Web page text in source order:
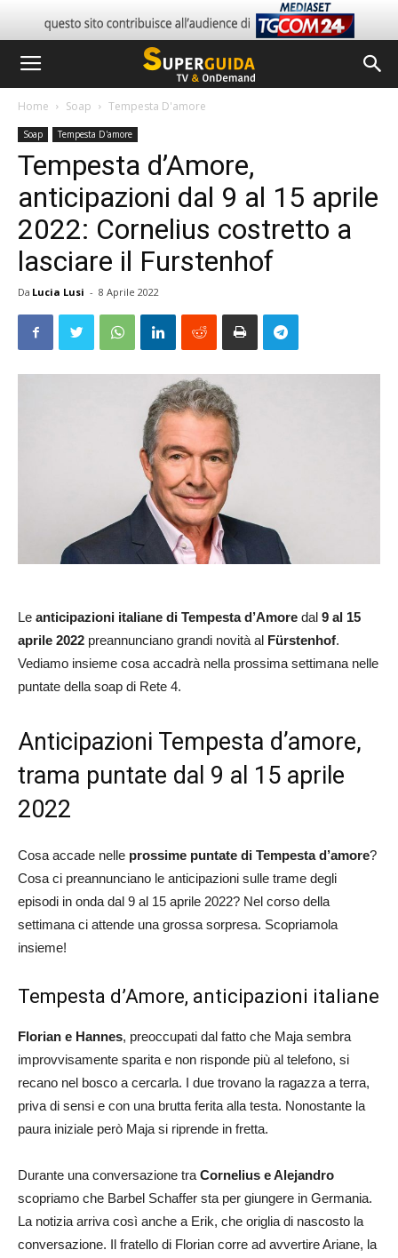
Home Soap Tempesta D'amore
Soap Tempesta D'amore
Tempesta d’Amore,
anticipazioni dal 9 al 15 aprile
2022: Cornelius costretto a
lasciare il Furstenhof
Da Lucia Lusi - 8 Aprile 2022
Le anticipazioni italiane di Tempesta d’Amore dal 9 al 15
aprile 2022 preannunciano grandi novità al Fürstenhof.
Vediamo insieme cosa accadrà nella prossima settimana nelle
puntate della soap di Rete 4.
Anticipazioni Tempesta d’amore,
trama puntate dal 9 al 15 aprile
2022
Cosa accade nelle prossime puntate di Tempesta d’amore?
Cosa ci preannunciano le anticipazioni sulle trame degli
episodi in onda dal 9 al 15 aprile 2022? Nel corso della
settimana ci attende una grossa sorpresa. Scopriamola
insieme!
Tempesta d’Amore, anticipazioni italiane
Florian e Hannes, preoccupati dal fatto che Maja sembra
improvvisamente sparita e non risponde più al telefono, si
recano nel bosco a cercarla. I due trovano la ragazza a terra,
priva di sensi e con una brutta ferita alla testa. Nonostante la
paura iniziale però Maja si riprende in fretta.
Durante una conversazione tra Cornelius e Alejandro
scopriamo che Barbel Schaffer sta per giungere in Germania.
La notizia arriva così anche a Erik, che origlia di nascosto la
conversazione. Il fratello di Florian corre ad avvertire Ariane, la